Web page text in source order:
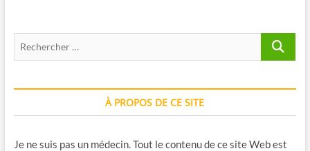
À PROPOS DE CE SITE
Je ne suis pas un médecin. Tout le contenu de ce site Web est